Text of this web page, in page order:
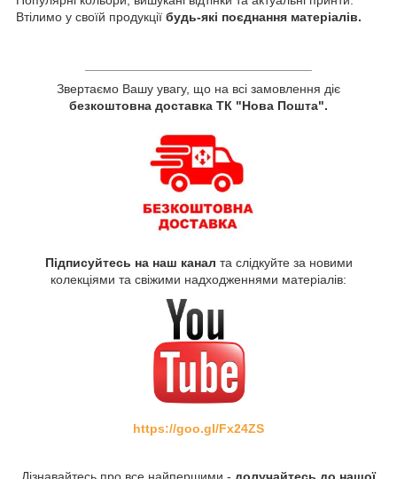
Втілимо у своїй продукції будь-які поєднання матеріалів.
Звертаємо Вашу увагу, що на всі замовлення діє
безкоштовна доставка ТК "Нова Пошта".
Підписуйтесь на наш канал та слідкуйте за новими
колекціями та свіжими надходженнями матеріалів:
https://goo.gl/Fx24ZS